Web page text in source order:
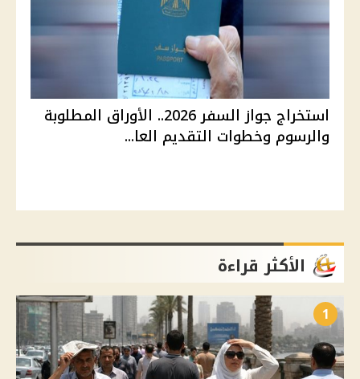
استخراج جواز السفر 2026.. الأوراق المطلوبة
والرسوم وخطوات التقديم العا...
الأكثر قراءة
1